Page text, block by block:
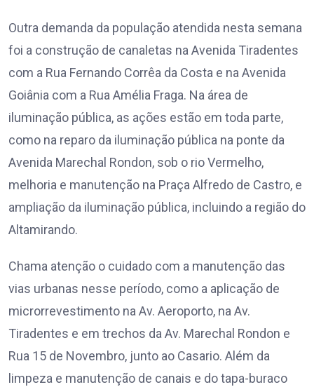
Outra demanda da população atendida nesta semana
foi a construção de canaletas na Avenida Tiradentes
com a Rua Fernando Corrêa da Costa e na Avenida
Goiânia com a Rua Amélia Fraga. Na área de
iluminação pública, as ações estão em toda parte,
como na reparo da iluminação pública na ponte da
Avenida Marechal Rondon, sob o rio Vermelho,
melhoria e manutenção na Praça Alfredo de Castro, e
ampliação da iluminação pública, incluindo a região do
Altamirando.
Chama atenção o cuidado com a manutenção das
vias urbanas nesse período, como a aplicação de
microrrevestimento na Av. Aeroporto, na Av.
Tiradentes e em trechos da Av. Marechal Rondon e
Rua 15 de Novembro, junto ao Casario. Além da
limpeza e manutenção de canais e do tapa-buraco